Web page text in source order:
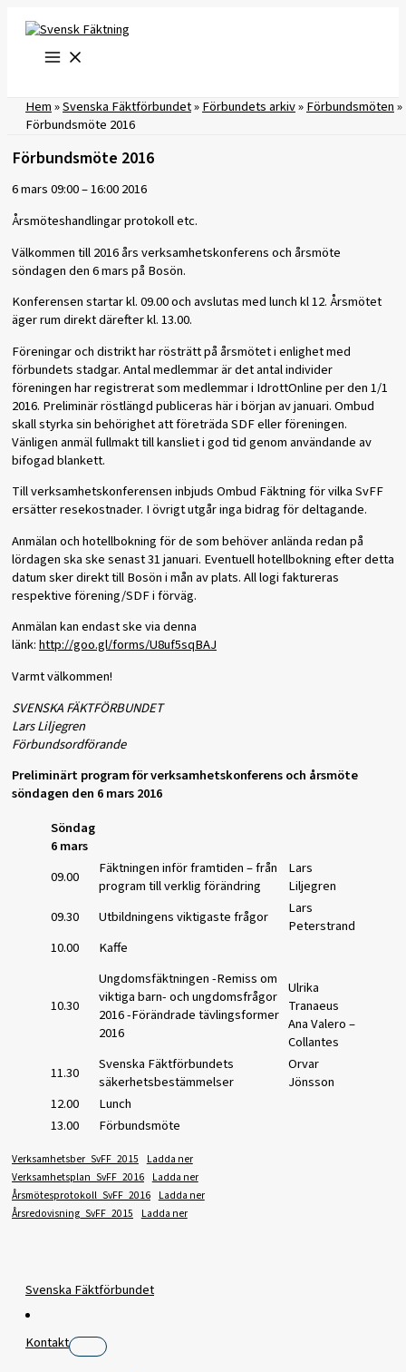
innehåll
Hem»Svenska Fäktförbundet»Förbundets arkiv»Förbundsmöten»
Förbundsmöte 2016
Förbundsmöte 2016
6 mars 09:00 – 16:00 2016
Årsmöteshandlingar protokoll etc.
Välkommen till 2016 års verksamhetskonferens och årsmöte
söndagen den 6 mars på Bosön.
Konferensen startar kl. 09.00 och avslutas med lunch kl 12. Årsmötet
äger rum direkt därefter kl. 13.00.
Föreningar och distrikt har rösträtt på årsmötet i enlighet med
förbundets stadgar. Antal medlemmar är det antal individer
föreningen har registrerat som medlemmar i IdrottOnline per den 1/1
2016. Preliminär röstlängd publiceras här i början av januari. Ombud
skall styrka sin behörighet att företräda SDF eller föreningen.
Vänligen anmäl fullmakt till kansliet i god tid genom användande av
bifogad blankett.
Till verksamhetskonferensen inbjuds Ombud Fäktning för vilka SvFF
ersätter resekostnader. I övrigt utgår inga bidrag för deltagande.
Anmälan och hotellbokning för de som behöver anlända redan på
lördagen ska ske senast 31 januari. Eventuell hotellbokning efter detta
datum sker direkt till Bosön i mån av plats. All logi faktureras
respektive förening/SDF i förväg.
Anmälan kan endast ske via denna
länk:http://goo.gl/forms/U8uf5sqBAJ
Varmt välkommen!
SVENSKA FÄKTFÖRBUNDET
Lars Liljegren
Förbundsordförande
Preliminärt program för verksamhetskonferens och årsmöte
söndagen den 6 mars2016
Söndag
6 mars
09.00
Fäktningen inför framtiden – från
program till verklig förändring
Lars
Liljegren
09.30
Utbildningens viktigaste frågor
Lars
Peterstrand
10.00
Kaffe
10.30
Ungdomsfäktningen -Remiss om
viktiga barn- och ungdomsfrågor
2016 -Förändrade tävlingsformer
2016
Ulrika
Tranaeus
Ana Valero –
Collantes
11.30
Svenska Fäktförbundets
säkerhetsbestämmelser
Orvar
Jönsson
12.00
Lunch
13.00
Förbundsmöte
Verksamhetsber_SvFF_2015
Ladda ner
Verksamhetsplan_SvFF_2016 Ladda ner
Årsmötesprotokoll_SvFF_2016 Ladda ner
Årsredovisning_SvFF_2015
Ladda ner
Svenska Fäktförbundet
Kontakt